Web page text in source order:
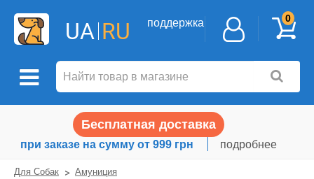
UA RU поддержка 0
Бесплатная доставка
при заказе на сумму от 999 грн подробнее
Для Собак Амуниция